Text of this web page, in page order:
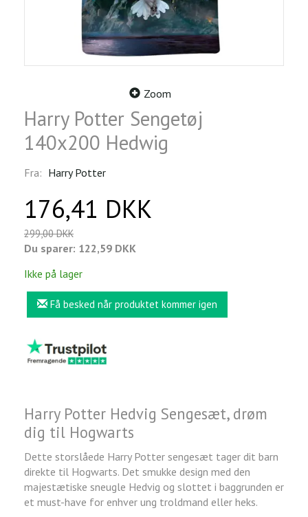
Zoom
Harry Potter Sengetøj
140x200 Hedwig
Fra: Harry Potter
176,41 DKK
299,00 DKK
Du sparer: 122,59 DKK
Ikke på lager
Få besked når produktet kommer igen
Harry Potter Hedvig Sengesæt, drøm
dig til Hogwarts
Dette storslåede Harry Potter sengesæt tager dit barn
direkte til Hogwarts. Det smukke design med den
majestætiske sneugle Hedvig og slottet i baggrunden er
et must-have for enhver ung troldmand eller heks.